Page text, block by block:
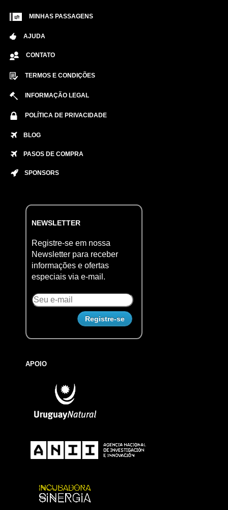
MINHAS PASSAGENS
AJUDA
CONTATO
TERMOS E CONDIÇÕES
INFORMAÇÃO LEGAL
POLÍTICA DE PRIVACIDADE
BLOG
PASOS DE COMPRA
SPONSORS
NEWSLETTER
Registre-se em nossa
Newsletter para receber
informações e ofertas
especiais via e-mail.
APOIO